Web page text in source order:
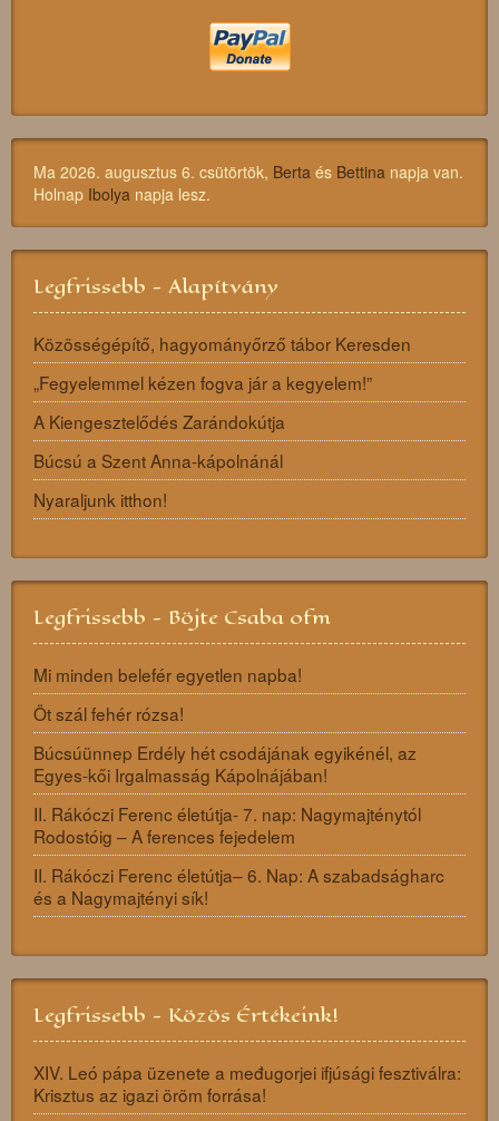
Ma 2026. augusztus 6. csütörtök, Berta és Bettina napja van.
Holnap Ibolya napja lesz.
Legfrissebb - Alapítvány
Közösségépítő, hagyományőrző tábor Keresden
„Fegyelemmel kézen fogva jár a kegyelem!”
A Kiengesztelődés Zarándokútja
Búcsú a Szent Anna-kápolnánál
Nyaraljunk itthon!
Legfrissebb - Böjte Csaba ofm
Mi minden belefér egyetlen napba!
Öt szál fehér rózsa!
Búcsúünnep Erdély hét csodájának egyikénél, az
Egyes-kői Irgalmasság Kápolnájában!
II. Rákóczi Ferenc életútja- 7. nap: Nagymajténytól
Rodostóig – A ferences fejedelem
II. Rákóczi Ferenc életútja– 6. Nap: A szabadságharc
és a Nagymajtényi sík!
Legfrissebb - Közös Értékeink!
XIV. Leó pápa üzenete a međugorjei ifjúsági fesztiválra:
Krisztus az igazi öröm forrása!